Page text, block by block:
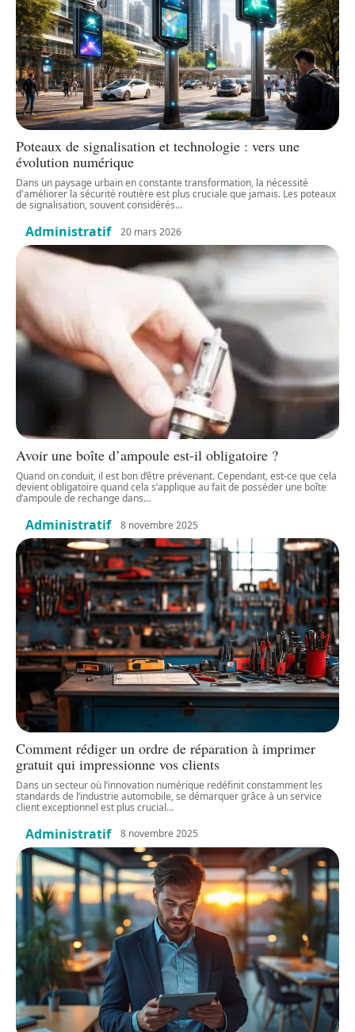
Poteaux de signalisation et technologie : vers une
évolution numérique
Dans un paysage urbain en constante transformation, la nécessité
d'améliorer la sécurité routière est plus cruciale que jamais. Les poteaux
de signalisation, souvent considérés…
Administratif 20 mars 2026
Avoir une boîte d’ampoule est-il obligatoire ?
Quand on conduit, il est bon d’être prévenant. Cependant, est-ce que cela
devient obligatoire quand cela s’applique au fait de posséder une boîte
d’ampoule de rechange dans…
Administratif 8 novembre 2025
Comment rédiger un ordre de réparation à imprimer
gratuit qui impressionne vos clients
Dans un secteur où l’innovation numérique redéfinit constamment les
standards de l’industrie automobile, se démarquer grâce à un service
client exceptionnel est plus crucial…
Administratif 8 novembre 2025